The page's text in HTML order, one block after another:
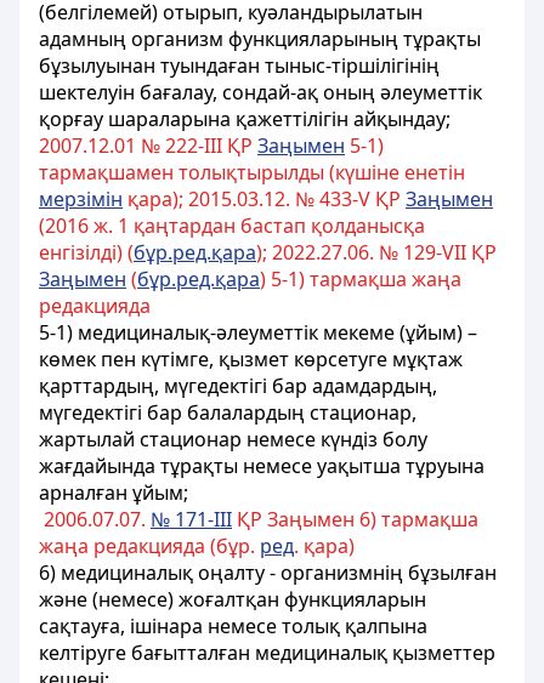
(белгілемей) отырып, куәландырылатын
адамның организм функцияларының тұрақты
бұзылуынан туындаған тыныс-тіршілігінің
шектелуін бағалау, сондай-ақ оның әлеуметтік
қорғау шараларына қажеттілігін айқындау;
2007.12.01 № 222-III ҚР Заңымен 5-1)
тармақшамен толықтырылды (күшіне енетін
мерзімін қара); 2015.03.12. № 433-V ҚР Заңымен
(2016 ж. 1 қаңтардан бастап қолданысқа
енгiзiлдi) (бұр.ред.қара); 2022.27.06. № 129-VII ҚР
Заңымен (бұр.ред.қара) 5-1) тармақша жаңа
редакцияда
5-1) медициналық-әлеуметтік мекеме (ұйым) –
көмек пен күтімге, қызмет көрсетуге мұқтаж
қарттардың, мүгедектігі бар адамдардың,
мүгедектігі бар балалардың стационар,
жартылай стационар немесе күндіз болу
жағдайында тұрақты немесе уақытша тұруына
арналған ұйым;
2006.07.07. № 171-III ҚР Заңымен 6) тармақша
жаңа редакцияда (бұр. ред. қара)
6) медициналық оңалту - организмнің бұзылған
және (немесе) жоғалтқан функцияларын
сақтауға, ішінара немесе толық қалпына
келтіруге бағытталған медициналық қызметтер